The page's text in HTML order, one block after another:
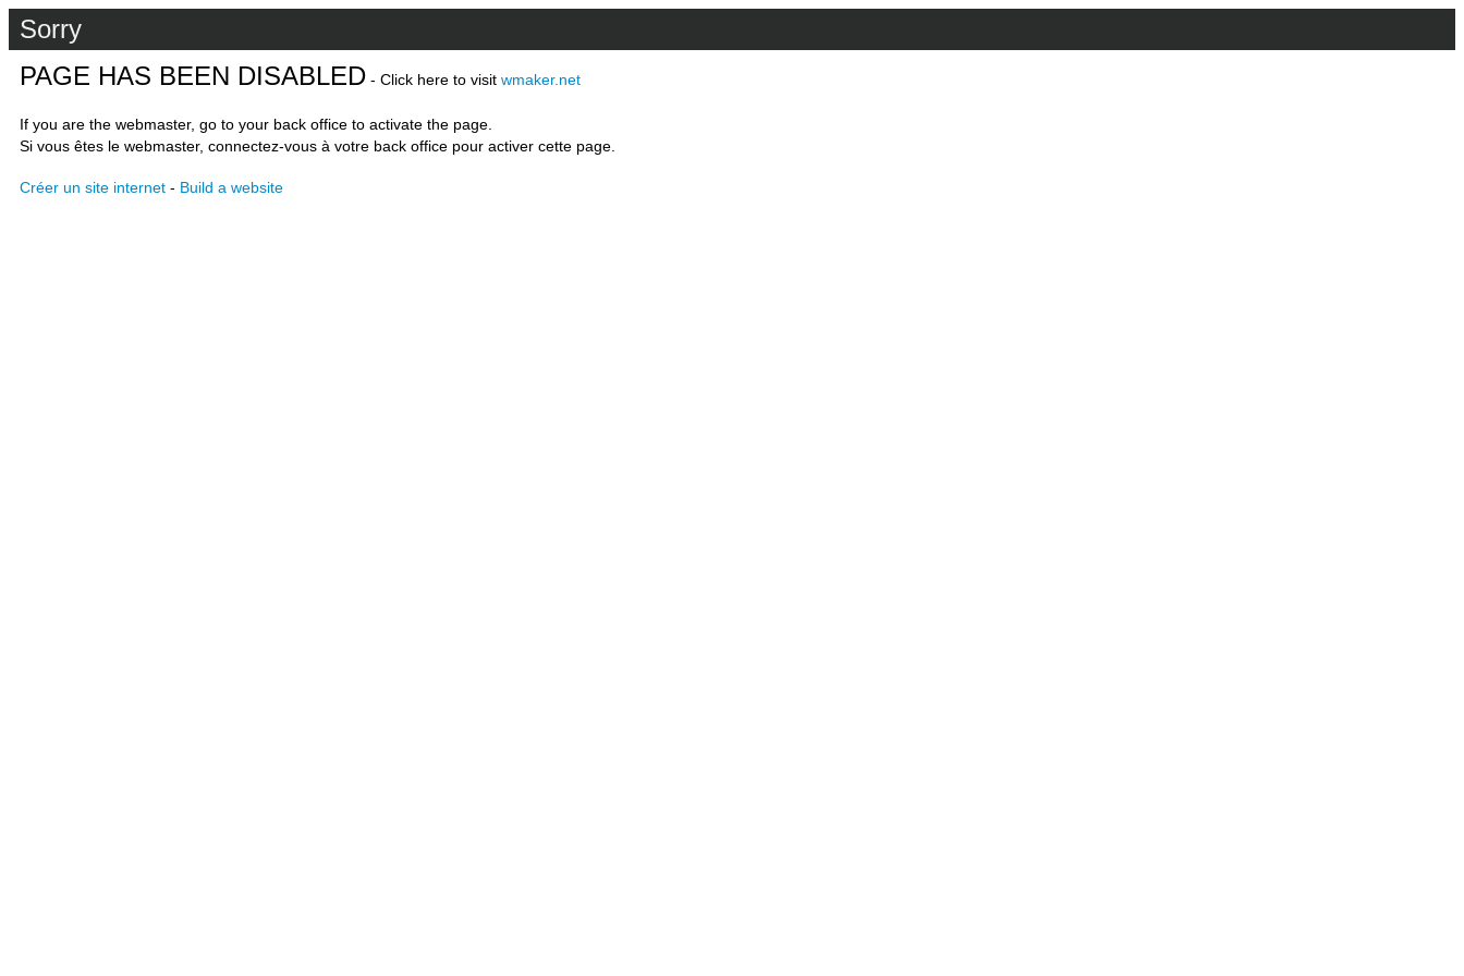
Sorry
PAGE HAS BEEN DISABLED - Click here to visit wmaker.net
If you are the webmaster, go to your back office to activate the page.
Si vous êtes le webmaster, connectez-vous à votre back office pour activer cette page.
Créer un site internet - Build a website